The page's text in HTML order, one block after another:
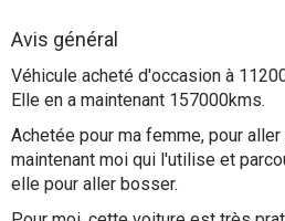
Flottes
Auto
Services
Forum
Avis général
Véhicule acheté d'occasion à
Elle en a maintenant 157000kms.
Achetée pour ma femme, pour
maintenant moi qui l'utilise et
elle pour aller bosser.